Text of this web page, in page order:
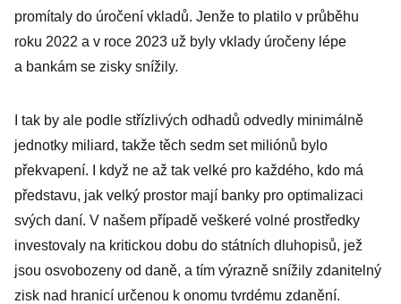
promítaly do úročení vkladů. Jenže to platilo v průběhu
roku 2022 a v roce 2023 už byly vklady úročeny lépe
a bankám se zisky snížily.
I tak by ale podle střízlivých odhadů odvedly minimálně
jednotky miliard, takže těch sedm set miliónů bylo
překvapení. I když ne až tak velké pro každého, kdo má
představu, jak velký prostor mají banky pro optimalizaci
svých daní. V našem případě veškeré volné prostředky
investovaly na kritickou dobu do státních dluhopisů, jež
jsou osvobozeny od daně, a tím výrazně snížily zdanitelný
zisk nad hranicí určenou k onomu tvrdému zdanění.